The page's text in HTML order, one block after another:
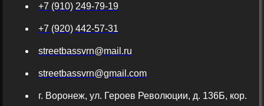
+7 (910) 249-79-19
+7 (920) 442-57-31
streetbassvrn@mail.ru
streetbassvrn@gmail.com
г. Воронеж, ул. Героев Революции, д. 136Б, кор.